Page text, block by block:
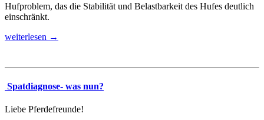
Hufproblem, das die Stabilität und Belastbarkeit des Hufes deutlich
einschränkt.
weiterlesen →
Spatdiagnose- was nun?
Liebe Pferdefreunde!